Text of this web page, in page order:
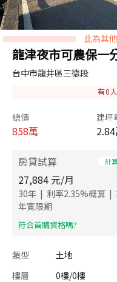
此為其
龍津夜市可農保一
台中市龍井區三德段
有0
總價
858萬
建坪
房貸試算 計
27,884 元/月
30年 | 利率2.35%概算 |
年寬限期
​符合首購資格嗎?
類型 土地
樓層
0樓/0樓